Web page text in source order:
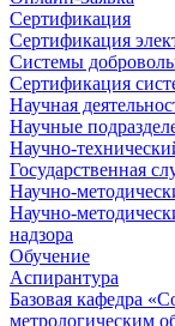
Сертификация
Сертификация
Системы
Сертификация
Научная
Научные
Научно-
Государственная
Научно-
Научно-
надзора
Обучение
Аспирантура
Базовая кафедра
метрологическим